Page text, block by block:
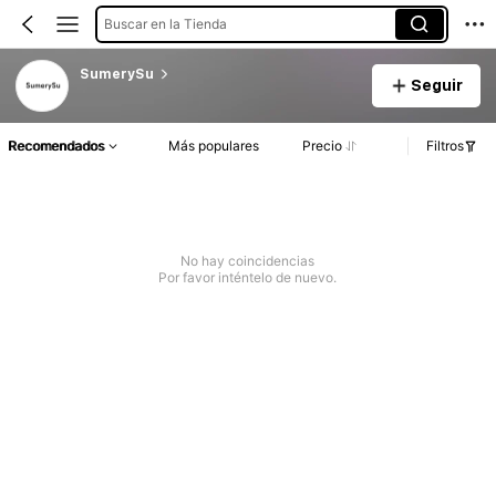
Buscar en la Tienda
SumerySu
Seguir
Recomendados Más populares Precio Filtros
No hay coincidencias
Por favor inténtelo de nuevo.